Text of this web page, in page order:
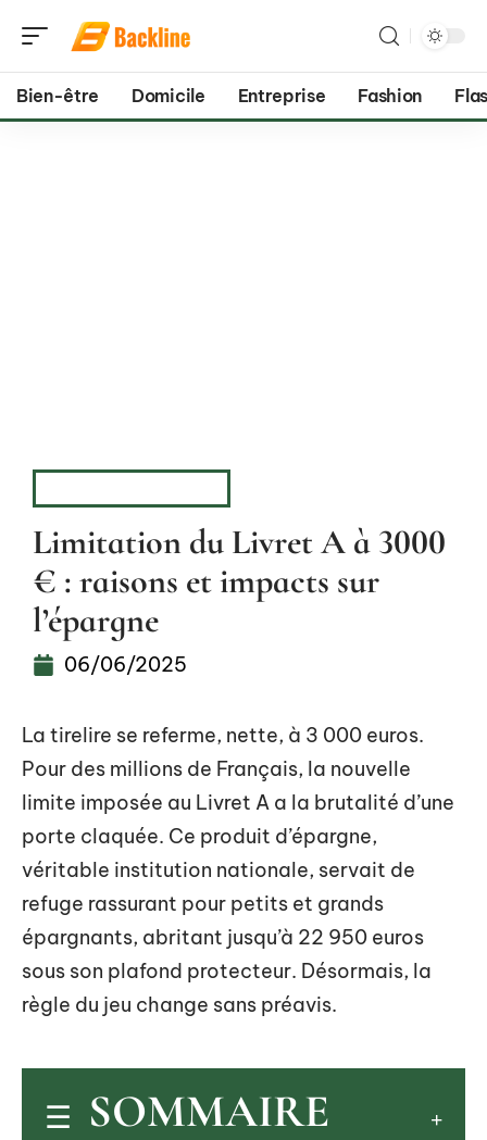
Bien-être Domicile Entreprise Fashion
Limitation du Livret A à 3000
€ : raisons et impacts sur
l’épargne
06/06/2025
La tirelire se referme, nette, à 3 000 euros.
Pour des millions de Français, la nouvelle
limite imposée au Livret A a la brutalité d’une
porte claquée. Ce produit d’épargne,
véritable institution nationale, servait de
refuge rassurant pour petits et grands
épargnants, abritant jusqu’à 22 950 euros
sous son plafond protecteur. Désormais, la
règle du jeu change sans préavis.
SOMMAIRE